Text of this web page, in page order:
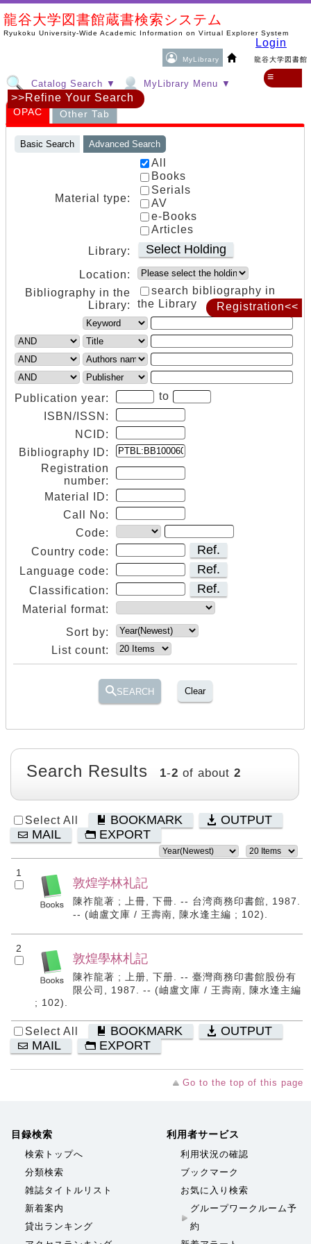
龍谷大学図書館蔵書検索システム
Ryukoku University-Wide Academic Information on Virtual Explorer System
MyLibrary 龍谷大学図書館
Login
Catalog Search ▼ MyLibrary Menu ▼
≡
Registration<<
OPAC Other Tab
Basic Search Advanced Search
Material type:
All
Books
Serials
AV
e-Books
Articles
Library:
Select Holding
Location:
Bibliography in the
Library:
search bibliography in
the Library
Publication year:
to
ISBN/ISSN:
NCID:
Bibliography ID:
Registration
number:
Material ID:
Call No:
Code:
Country code:
Ref.
Language code: Ref.
Classification: Ref.
Material format:
Sort by:
List count:
SEARCH Clear
>>Refine Your Search
Search Results 1-2 of about 2
Select All BOOKMARK
OUTPUT
MAIL
EXPORT
1
敦煌学林礼記
陳祚龍著 ; 上冊, 下冊. -- 台湾商務印書館, 1987.
-- (岫盧文庫 / 王壽南, 陳水逢主編 ; 102).
2
敦煌學林札記
陳祚龍著 ; 上册, 下册. -- 臺灣商務印書館股份有
限公司, 1987. -- (岫盧文庫 / 王壽南, 陳水逢主編
; 102).
Select All BOOKMARK
OUTPUT
MAIL
EXPORT
Go to the top of this page
目録検索
検索トップへ
分類検索
雑誌タイトルリスト
新着案内
貸出ランキング
利用者サービス
利用状況の確認
ブックマーク
お気に入り検索
グループワークルーム予
約